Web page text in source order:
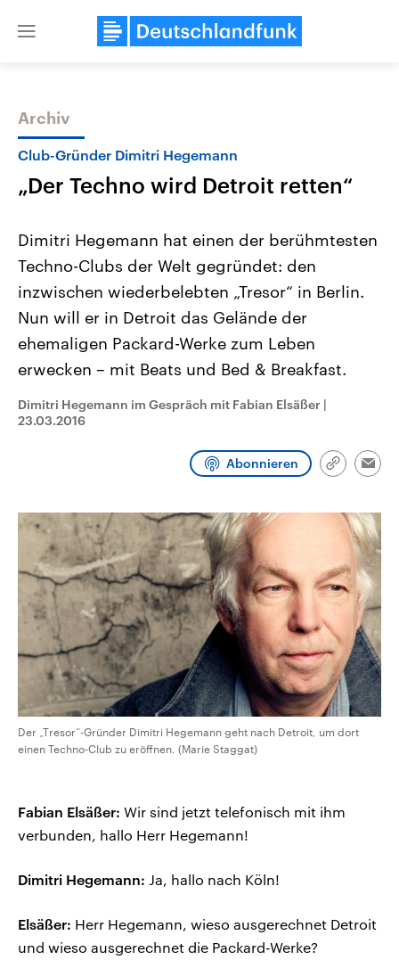
Close
Themen
Landtagswahl Sachsen-Anhalt
2026
Alle Informationen
Sachsen-Anhalt wählt am 6.
September 2026 einen neuen
Bundesland von einer Koalition aus
CDU, SPD und FDP regiert.-
Umfragen, Prognosen,
und Hintergründe zu den Parteien
und Kandidaten der anstehenden
USA
Aktuelle Beiträge,
Hintergründe
Wirtschaftlich und
gehören die Vereinigten
mit großem Einfluss auf
aktuelle Weltgeschehen.
Programm Podcasts
Archiv
Club-Gründer Dimitri Hegemann
„Der Techno wird Detroit retten“
Dimitri Hegemann hat einen der berühmtesten
Techno-Clubs der Welt gegründet: den
inzwischen wiederbelebten „Tresor“ in Berlin.
Nun will er in Detroit das Gelände der
ehemaligen Packard-Werke zum Leben
erwecken – mit Beats und Bed & Breakfast.
Dimitri Hegemann im Gespräch mit Fabian Elsäßer |
23.03.2016
Abonnieren
Link
Der „Tresor“-Gründer Dimitri Hegemann geht nach Detroit, um dort
einen Techno-Club zu eröffnen. (Marie Staggat)
Fabian Elsäßer: Wir sind jetzt telefonisch mit ihm
verbunden, hallo Herr Hegemann!
Dimitri Hegemann: Ja, hallo nach Köln!
Elsäßer: Herr Hegemann, wieso ausgerechnet Detroit
und wieso ausgerechnet die Packard-Werke?